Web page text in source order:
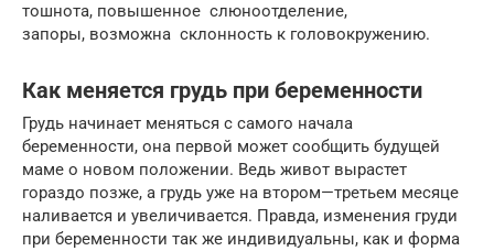
тошнота, повышенное слюноотделение,
запоры, возможна склонность к головокружению.
Как меняется грудь при беременности
Грудь начинает меняться с самого начала
беременности, она первой может сообщить будущей
маме о новом положении. Ведь живот вырастет
гораздо позже, а грудь уже на втором—третьем месяце
наливается и увеличивается. Правда, изменения груди
при беременности так же индивидуальны, как и форма